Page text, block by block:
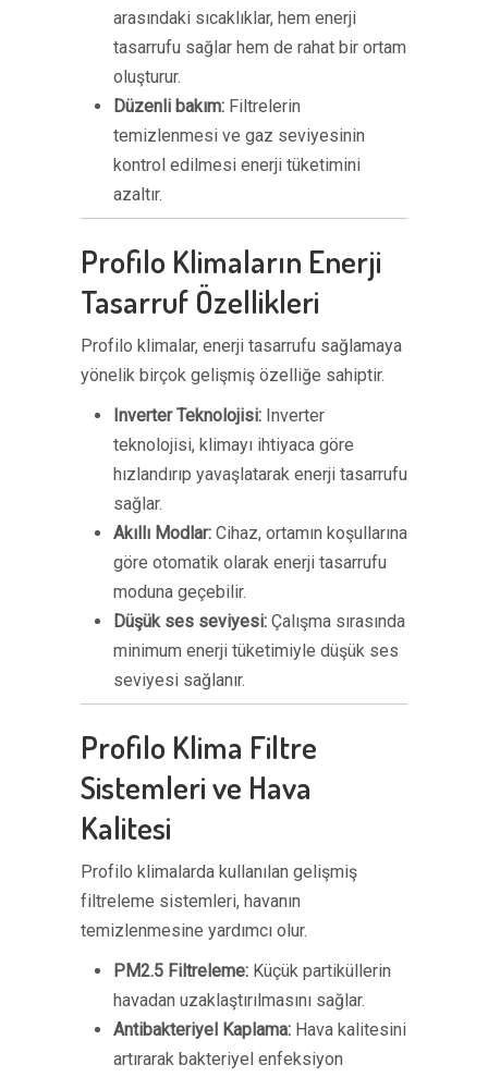
arasındaki sıcaklıklar, hem enerji
tasarrufu sağlar hem de rahat bir ortam
oluşturur.
Düzenli bakım: Filtrelerin
temizlenmesi ve gaz seviyesinin
kontrol edilmesi enerji tüketimini
azaltır.
Profilo Klimaların Enerji
Tasarruf Özellikleri
Profilo klimalar, enerji tasarrufu sağlamaya
yönelik birçok gelişmiş özelliğe sahiptir.
Inverter Teknolojisi: Inverter
teknolojisi, klimayı ihtiyaca göre
hızlandırıp yavaşlatarak enerji tasarrufu
sağlar.
Akıllı Modlar: Cihaz, ortamın koşullarına
göre otomatik olarak enerji tasarrufu
moduna geçebilir.
Düşük ses seviyesi: Çalışma sırasında
minimum enerji tüketimiyle düşük ses
seviyesi sağlanır.
Profilo Klima Filtre
Sistemleri ve Hava
Kalitesi
Profilo klimalarda kullanılan gelişmiş
filtreleme sistemleri, havanın
temizlenmesine yardımcı olur.
PM2.5 Filtreleme: Küçük partiküllerin
havadan uzaklaştırılmasını sağlar.
Antibakteriyel Kaplama: Hava kalitesini
artırarak bakteriyel enfeksiyon